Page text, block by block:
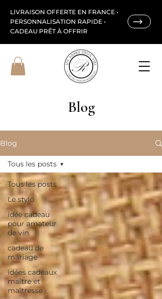
LIVRAISON OFFERTE EN FRANCE •
PERSONNALISATION RAPIDE •
CADEAU PRÊT À OFFRIR
Blog
Blog
Tous les posts
Le stylo
idée cadeau
pour amateur
de vin
cadeau de
mariage
idées cadeaux
maître et
maîtresse
Tous les posts